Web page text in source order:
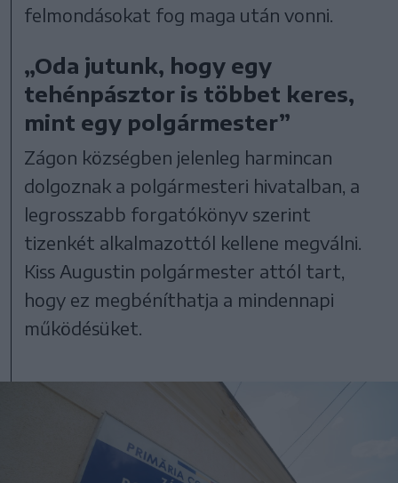
felmondásokat fog maga után vonni.
„Oda jutunk, hogy egy
tehénpásztor is többet keres,
mint egy polgármester”
Zágon községben jelenleg harmincan
dolgoznak a polgármesteri hivatalban, a
legrosszabb forgatókönyv szerint
tizenkét alkalmazottól kellene megválni.
Kiss Augustin polgármester attól tart,
hogy ez megbéníthatja a mindennapi
működésüket.